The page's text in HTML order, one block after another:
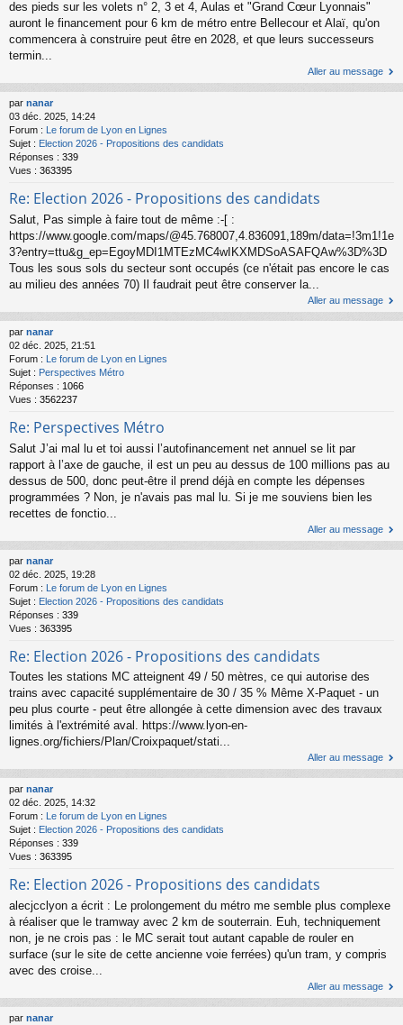
des pieds sur les volets n° 2, 3 et 4, Aulas et "Grand Cœur Lyonnais"
auront le financement pour 6 km de métro entre Bellecour et Alaï, qu'on
commencera à construire peut être en 2028, et que leurs successeurs
termin...
Aller au message
par nanar
03 déc. 2025, 14:24
Forum : Le forum de Lyon en Lignes
Sujet : Election 2026 - Propositions des candidats
Réponses : 339
Vues : 363395
Re: Election 2026 - Propositions des candidats
Salut, Pas simple à faire tout de même :-[ :
https://www.google.com/maps/@45.768007,4.836091,189m/data=!3m1!1e
3?entry=ttu&g_ep=EgoyMDI1MTEzMC4wIKXMDSoASAFQAw%3D%3D
Tous les sous sols du secteur sont occupés (ce n'était pas encore le cas
au milieu des années 70) Il faudrait peut être conserver la...
Aller au message
par nanar
02 déc. 2025, 21:51
Forum : Le forum de Lyon en Lignes
Sujet : Perspectives Métro
Réponses : 1066
Vues : 3562237
Re: Perspectives Métro
Salut J’ai mal lu et toi aussi l’autofinancement net annuel se lit par
rapport à l’axe de gauche, il est un peu au dessus de 100 millions pas au
dessus de 500, donc peut-être il prend déjà en compte les dépenses
programmées ? Non, je n'avais pas mal lu. Si je me souviens bien les
recettes de fonctio...
Aller au message
par nanar
02 déc. 2025, 19:28
Forum : Le forum de Lyon en Lignes
Sujet : Election 2026 - Propositions des candidats
Réponses : 339
Vues : 363395
Re: Election 2026 - Propositions des candidats
Toutes les stations MC atteignent 49 / 50 mètres, ce qui autorise des
trains avec capacité supplémentaire de 30 / 35 % Même X-Paquet - un
peu plus courte - peut être allongée à cette dimension avec des travaux
limités à l'extrémité aval. https://www.lyon-en-
lignes.org/fichiers/Plan/Croixpaquet/stati...
Aller au message
par nanar
02 déc. 2025, 14:32
Forum :
Le forum de Lyon en Lignes
Sujet : Election 2026 - Propositions des candidats
Réponses : 339
Vues : 363395
Re: Election 2026 - Propositions des candidats
alecjcclyon a écrit : Le prolongement du métro me semble plus complexe
à réaliser que le tramway avec 2 km de souterrain. Euh, techniquement
non, je ne crois pas : le MC serait tout autant capable de rouler en
surface (sur le site de cette ancienne voie ferrées) qu'un tram, y compris
avec des croise...
Aller au message
par nanar